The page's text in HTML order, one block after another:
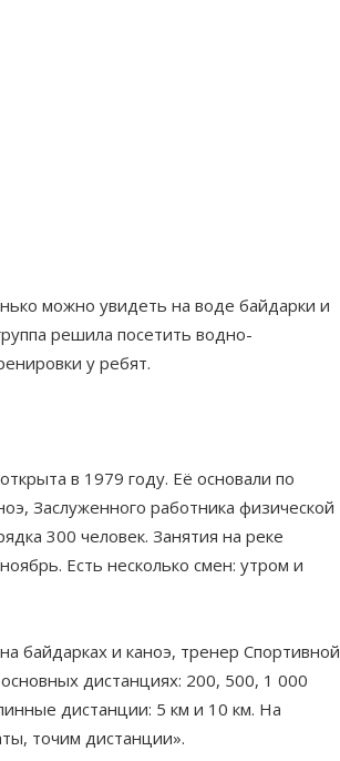
можно увидеть на воде байдарки и
решила посетить водно-
у ребят.
в 1979 году. Её основали по
Заслуженного работника физической
300 человек. Занятия на реке
Есть несколько смен: утром и
байдарках и каноэ, тренер Спортивной
дистанциях: 200, 500, 1 000
дистанции: 5 км и 10 км. На
точим дистанции».